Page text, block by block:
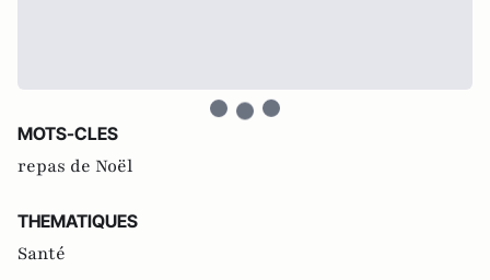
MOTS-CLES
repas de Noël
THEMATIQUES
Santé